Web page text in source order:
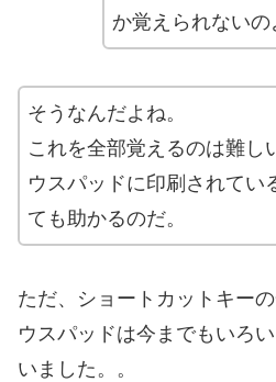
か覚えられないの
そうなんだよね。
これを全部覚えるのは難し
ウスパッドに印刷されてい
ても助かるのだ。
ただ、ショートカットキー
ウスパッドは今までもいろ
いました。。